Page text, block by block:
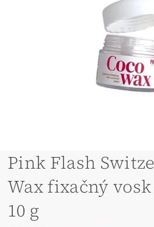
Pink Flash
Wax fixačný
10 g